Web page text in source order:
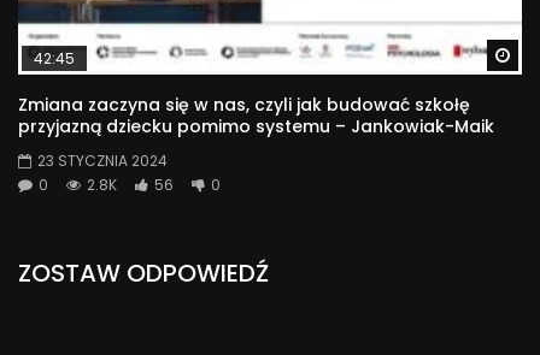
42:45
Zmiana zaczyna się w nas, czyli jak budować szkołę
przyjazną dziecku pomimo systemu – Jankowiak-Maik
23 STYCZNIA 2024
0
2.8K 56 0
ZOSTAW ODPOWIEDŹ